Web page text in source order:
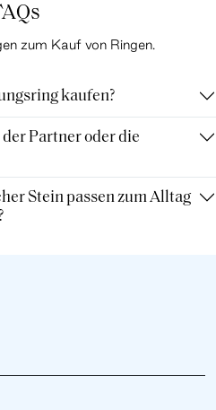
zum Kauf von Ringen.
kaufen?
Partner oder die
Stein passen zum Alltag